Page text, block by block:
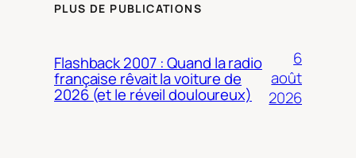
PLUS DE PUBLICATIONS
Flashback 2007 : Quand la radio
française rêvait la voiture de
2026 (et le réveil douloureux)
6
août
2026